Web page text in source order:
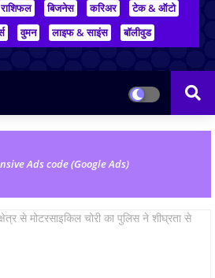
राशिफल बिजनेस करिअर
टेक & ऑटो
वुमन लाइफ & साइंस बॉलीवुड
Ads code (Google Ads)
से मोटरसाइकिल चोरी का पुलिस ने शीघ्रता से